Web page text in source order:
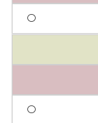
〇
〇